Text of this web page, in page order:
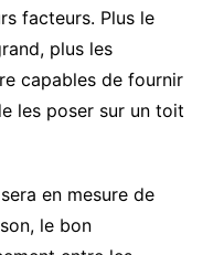
facteurs. Plus le
plus les
capables de fournir
les poser sur un toit
en mesure de
le bon